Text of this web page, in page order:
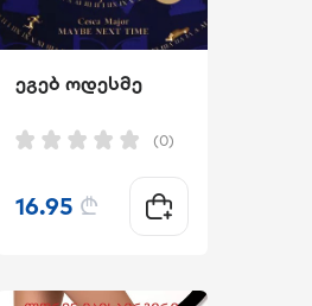
ეგებ ოდესმე
(0)
16.95 ₾